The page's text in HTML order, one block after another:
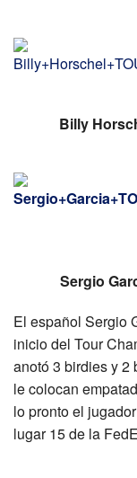
Billy
Sergio
El español Sergio
inicio del Tour
anotó 3 birdies y 2
le colocan
lo pronto el
lugar 15 de la